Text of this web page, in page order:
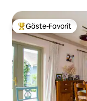
Beliebter Gäste-
Gäste-Favorit